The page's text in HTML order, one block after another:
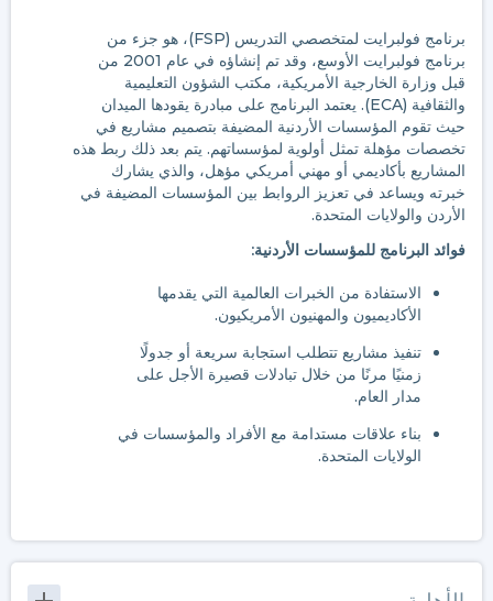
برنامج فولبرايت لمتخصصي التدريس (FSP)، هو جزء من
برنامج فولبرايت الأوسع، وقد تم إنشاؤه في عام 2001 من
قبل وزارة الخارجية الأمريكية، مكتب الشؤون التعليمية
والثقافية (ECA). يعتمد البرنامج على مبادرة يقودها الميدان
حيث تقوم المؤسسات الأردنية المضيفة بتصميم مشاريع في
تخصصات مؤهلة تمثل أولوية لمؤسساتهم. يتم بعد ذلك ربط هذه
المشاريع بأكاديمي أو مهني أمريكي مؤهل، والذي يشارك
خبرته ويساعد في تعزيز الروابط بين المؤسسات المضيفة في
الأردن والولايات المتحدة.
فوائد البرنامج للمؤسسات الأردنية:
الاستفادة من الخبرات العالمية التي يقدمها
الأكاديميون والمهنيون الأمريكيون.
تنفيذ مشاريع تتطلب استجابة سريعة أو جدولًا
زمنيًا مرنًا من خلال تبادلات قصيرة الأجل على
مدار العام.
بناء علاقات مستدامة مع الأفراد والمؤسسات في
الولايات المتحدة.